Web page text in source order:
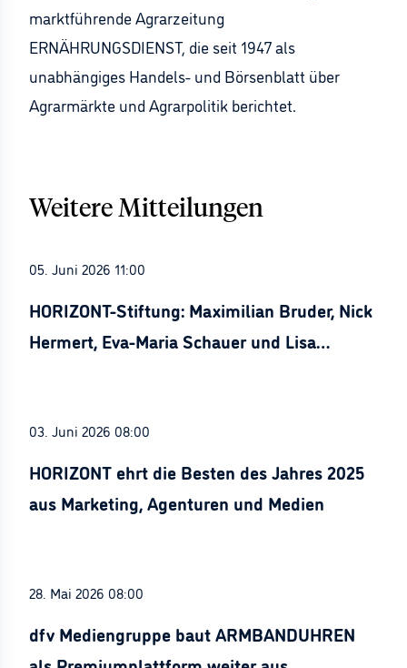
marktführende Agrarzeitung
ERNÄHRUNGSDIENST, die seit 1947 als
unabhängiges Handels- und Börsenblatt über
Agrarmärkte und Agrarpolitik berichtet.
Weitere Mitteilungen
05. Juni 2026 11:00
HORIZONT-Stiftung: Maximilian Bruder, Nick
Hermert, Eva-Maria Schauer und Lisa
03. Juni 2026 08:00
HORIZONT ehrt die Besten des Jahres 2025
aus Marketing, Agenturen und Medien
28. Mai 2026 08:00
dfv Mediengruppe baut ARMBANDUHREN